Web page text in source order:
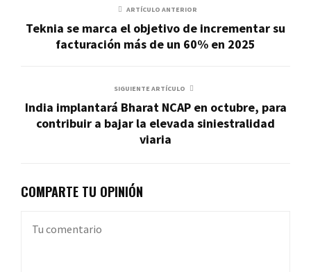
ARTÍCULO ANTERIOR
Teknia se marca el objetivo de incrementar su
facturación más de un 60% en 2025
SIGUIENTE ARTÍCULO
India implantará Bharat NCAP en octubre, para
contribuir a bajar la elevada siniestralidad
viaria
COMPARTE TU OPINIÓN